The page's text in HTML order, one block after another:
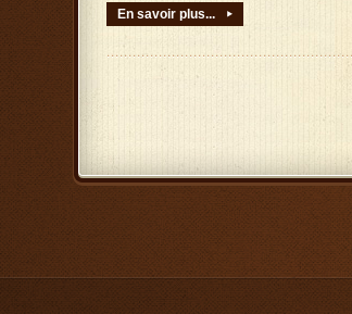
En savoir plus... ▸